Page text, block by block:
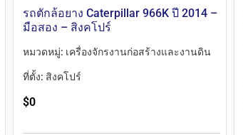
รถตักล้อยาง Caterpillar 966K ปี 2014 –
มือสอง – สิงคโปร์
หมวดหมู่: เครื่องจักรงานก่อสร้างและงานดิน
ที่ตั้ง: สิงคโปร์
$0